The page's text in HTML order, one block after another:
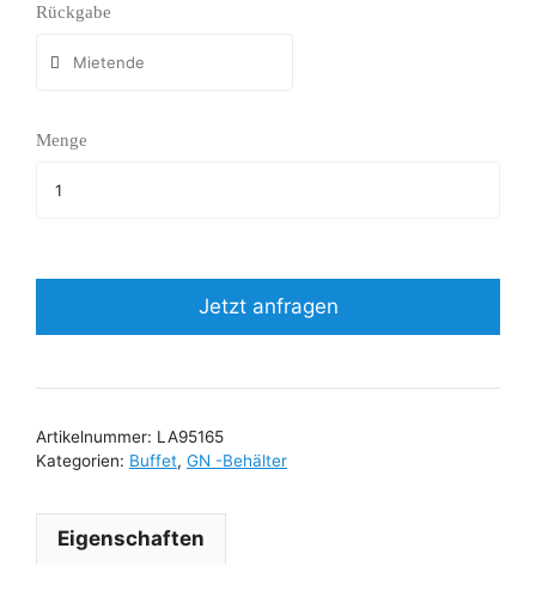
Rückgabe
Menge
Jetzt anfragen
Artikelnummer: LA95165
Kategorien: Buffet, GN -Behälter
Eigenschaften